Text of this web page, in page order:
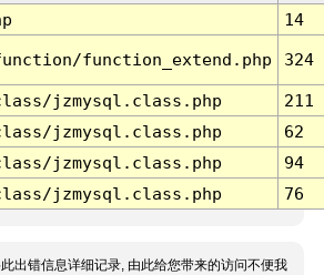
14
function_extend.php 324
jzmysql.class.php
211
jzmysql.class.php
62
jzmysql.class.php
94
jzmysql.class.php 76
出错信息详细记录, 由此给您带来的访问不便我